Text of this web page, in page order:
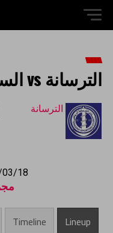
الترسانة vs السويس
الترسانة
18
Lineup
Timeline